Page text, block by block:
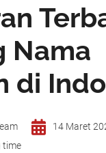
Nama
di
14 Maret
time